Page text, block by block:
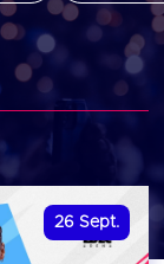
26 Sept.